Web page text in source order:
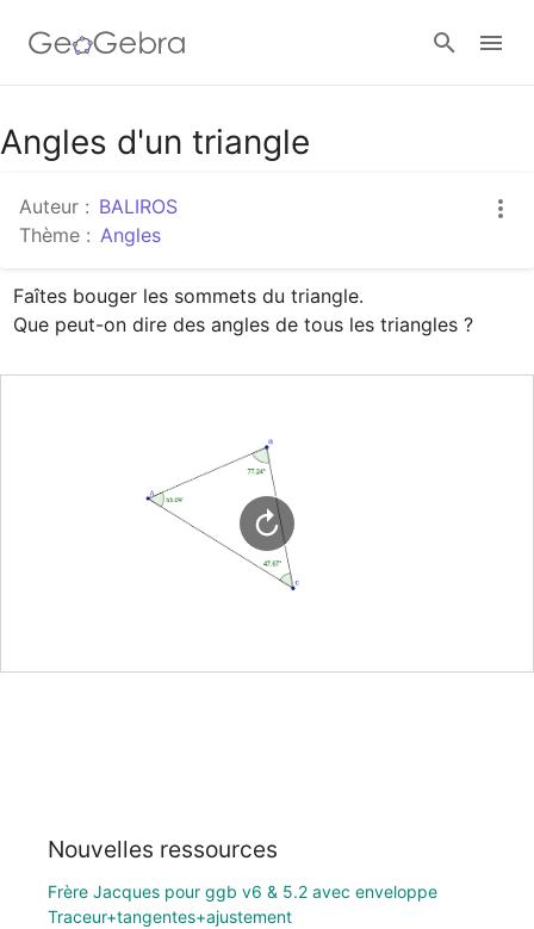
Google Classroom
Classe GeoGebra
Se connecter
Angles d'un triangle
Auteur : BALIROS
Thème : Angles
Faîtes bouger les sommets du triangle.
Que peut-on dire des angles de tous les triangles ?
Nouvelles ressources
Frère Jacques pour ggb v6 & 5.2 avec enveloppe
Traceur+tangentes+ajustement